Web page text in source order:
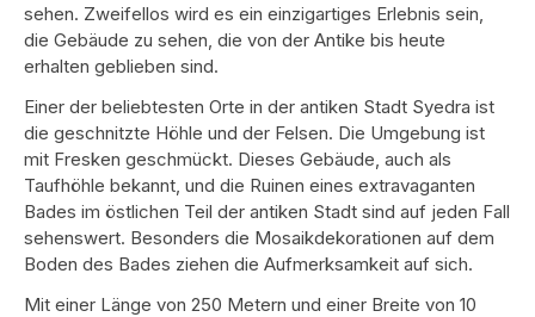
sehen. Zweifellos wird es ein einzigartiges Erlebnis sein,
die Gebäude zu sehen, die von der Antike bis heute
erhalten geblieben sind.
Einer der beliebtesten Orte in der antiken Stadt Syedra ist
die geschnitzte Höhle und der Felsen. Die Umgebung ist
mit Fresken geschmückt. Dieses Gebäude, auch als
Taufhöhle bekannt, und die Ruinen eines extravaganten
Bades im östlichen Teil der antiken Stadt sind auf jeden Fall
sehenswert. Besonders die Mosaikdekorationen auf dem
Boden des Bades ziehen die Aufmerksamkeit auf sich.
Mit einer Länge von 250 Metern und einer Breite von 10